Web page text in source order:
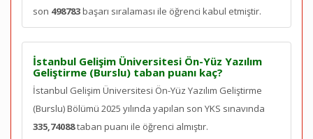
son 498783başarı sıralaması ile öğrenci kabul etmiştir.
İstanbul Gelişim Üniversitesi Ön-Yüz Yazılım
Geliştirme (Burslu) taban puanı kaç?
İstanbul Gelişim Üniversitesi Ön-Yüz Yazılım Geliştirme
(Burslu) Bölümü 2025 yılında yapılan son YKS sınavında
335,74088taban puanı ile öğrenci almıştır.